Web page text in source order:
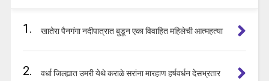
1. खातेरा पैनगंगा नदीपात्रात बुडून एका विवाहित महिलेची आत्महत्या
2. वर्धा जिल्ह्यात उमरी येथे कराळे सरांना मारहाण हर्षवर्धन देसभ्रतार